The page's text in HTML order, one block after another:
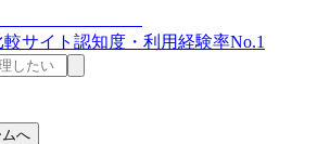
サイト 認知度・利用経験率No.1
へ